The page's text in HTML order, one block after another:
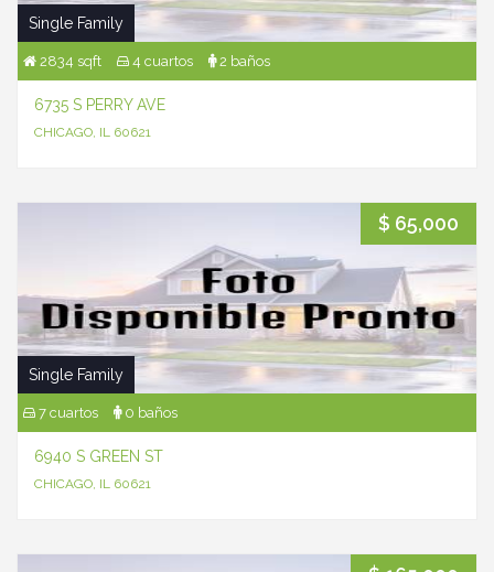
Single Family
2834 sqft 4 cuartos 2 baños
6735 S PERRY AVE
CHICAGO, IL 60621
$ 65,000
Single Family
7 cuartos 0 baños
6940 S GREEN ST
CHICAGO, IL 60621